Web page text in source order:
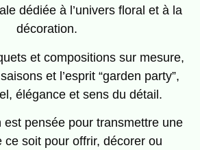
dédiée à l’univers floral et à la
décoration.
et compositions sur mesure,
et l’esprit “garden party”,
élégance et sens du détail.
est pensée pour transmettre une
ce soit pour offrir, décorer ou